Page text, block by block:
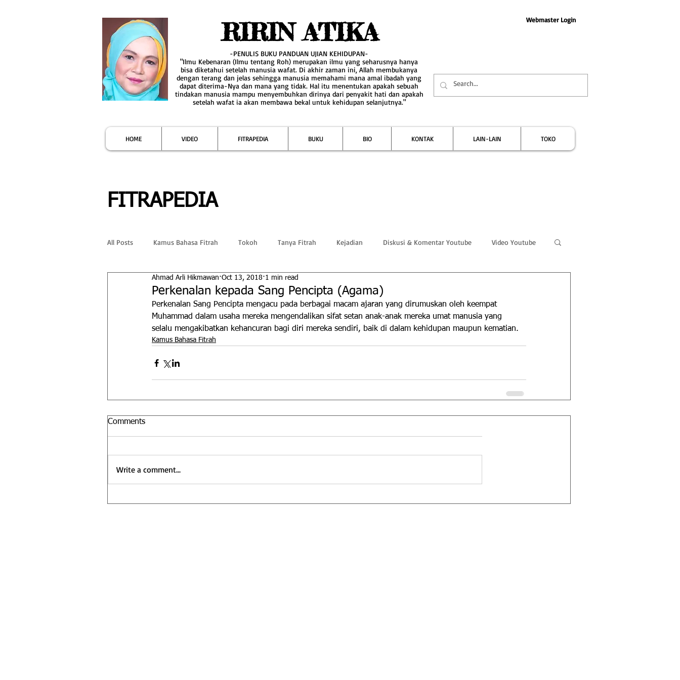
RIRIN ATIKA
-PENULIS BUKU PANDUAN UJIAN KEHIDUPAN-
"Ilmu Kebenaran (Ilmu tentang Roh) merupakan ilmu yang seharusnya hanya
bisa diketahui setelah manusia wafat. Di akhir zaman ini, Allah membukanya
dengan terang dan jelas sehingga manusia memahami mana amal ibadah yang
dapat diterima-Nya dan mana yang tidak. Hal itu menentukan apakah sebuah
tindakan manusia mampu menyembuhkan dirinya dari penyakit hati dan apakah
setelah wafat ia akan membawa bekal untuk kehidupan selanjutnya."
Webmaster Login
HOME VIDEO FITRAPEDIA BUKU BIO KONTAK LAIN-LAIN TOKO
FITRAPEDIA
All Posts Kamus Bahasa Fitrah Tokoh Tanya Fitrah Kejadian Diskusi & Komentar Youtube Video Youtube
Perkenalan kepada Sang Pencipta (Agama)
Ahmad Arli Hikmawan Oct 13, 2018 1 min read
Perkenalan Sang Pencipta mengacu pada berbagai macam ajaran yang dirumuskan oleh keempat
Muhammad dalam usaha mereka mengendalikan sifat setan anak-anak mereka umat manusia yang
selalu mengakibatkan kehancuran bagi diri mereka sendiri, baik di dalam kehidupan maupun kematian.
Kamus Bahasa Fitrah
Comments
Write a comment...